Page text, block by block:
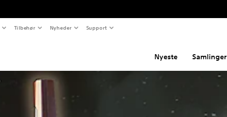
Tilbehør Nyheder Support
Nyeste Samlinger